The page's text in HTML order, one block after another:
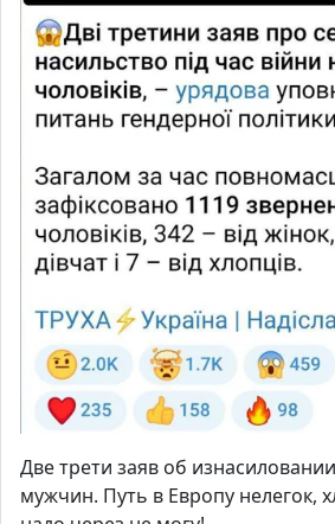
Две трети заяв об
мужчин. Путь в Европу нелегок,